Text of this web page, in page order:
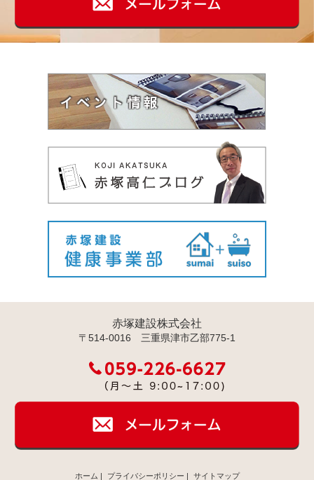
赤塚建設株式会社
〒514-0016 三重県津市乙部775-1
ホーム | プライバシーポリシー | サイトマップ